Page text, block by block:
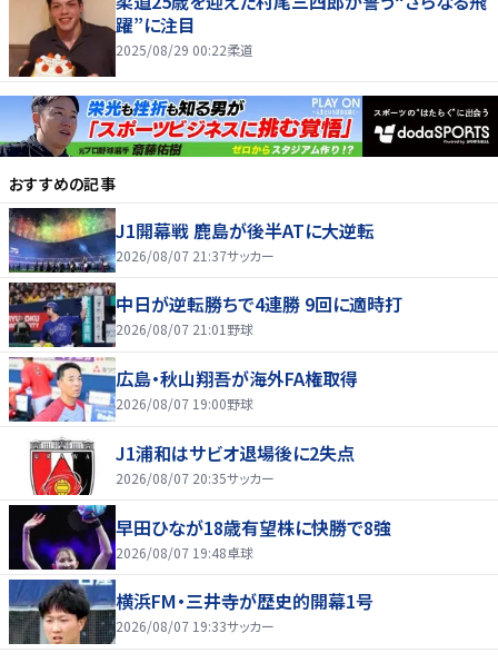
躍”に注目
2025/08/29 00:22柔道
おすすめの記事
J1開幕戦 鹿島が後半ATに大逆転
2026/08/07 21:37サッカー
中日が逆転勝ちで4連勝 9回に適時打
2026/08/07 21:01野球
広島・秋山翔吾が海外FA権取得
2026/08/07 19:00野球
J1浦和はサビオ退場後に2失点
2026/08/07 20:35サッカー
早田ひなが18歳有望株に快勝で8強
2026/08/07 19:48卓球
横浜FM・三井寺が歴史的開幕1号
2026/08/07 19:33サッカー